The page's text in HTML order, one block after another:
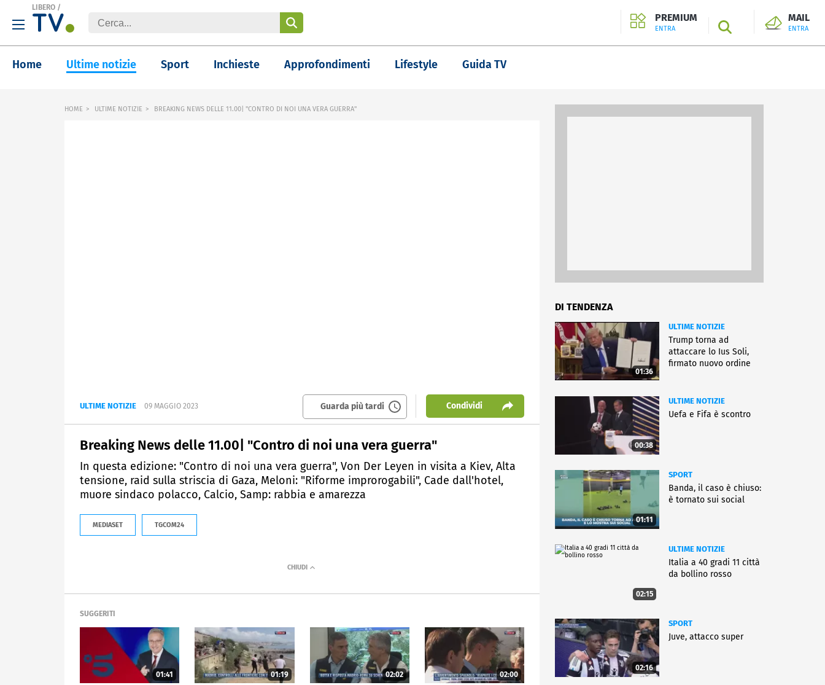
LIBERO /
PREMIUM
ENTRA SEARCH
MAIL
ENTRA
Home Ultime notizie Sport Inchieste Approfondimenti Lifestyle Guida TV
HOME ULTIME NOTIZIE BREAKING NEWS DELLE 11.00| "CONTRO DI NOI UNA VERA GUERRA"
ULTIME NOTIZIE 09 MAGGIO 2023 Guarda più tardi Condividi
Breaking News delle 11.00| "Contro di noi una vera guerra"
In questa edizione: "Contro di noi una vera guerra", Von Der Leyen in visita a Kiev, Alta
tensione, raid sulla striscia di Gaza, Meloni: "Riforme improrogabili", Cade dall'hotel,
muore sindaco polacco, Calcio, Samp: rabbia e amarezza
MEDIASET TGCOM24
SUGGERITI
01:41 01:19 02:02 02:00
DI TENDENZA
01:36
ULTIME NOTIZIE
Trump torna ad
attaccare lo Ius Soli,
firmato nuovo ordine
00:38
ULTIME NOTIZIE
Uefa e Fifa è scontro
01:11
SPORT
Banda, il caso è chiuso:
è tornato sui social
02:15
ULTIME NOTIZIE
Italia a 40 gradi 11 città
da bollino rosso
02:16
SPORT
Juve, attacco super